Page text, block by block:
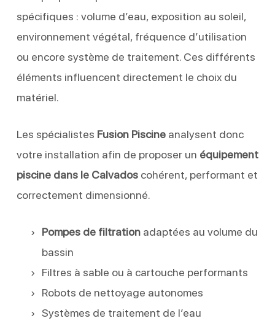
spécifiques : volume d’eau, exposition au soleil,
environnement végétal, fréquence d’utilisation
ou encore système de traitement. Ces différents
éléments influencent directement le choix du
matériel.
Les spécialistes Fusion Piscineanalysent donc
votre installation afin de proposer un équipement
piscine dans le Calvadoscohérent, performant et
correctement dimensionné.
Pompes de filtrationadaptées au volume du
bassin
Filtres à sable ou à cartouche performants
Robots de nettoyage autonomes
Systèmes de traitement de l’eau